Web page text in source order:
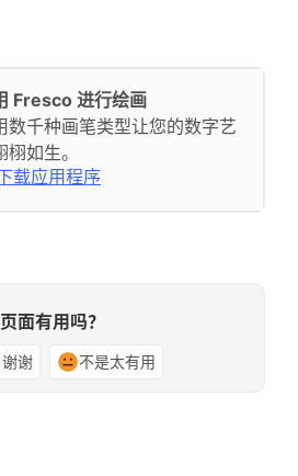
Fresco 进行绘画
数千种画笔类型让您的数字艺
栩如生。
载应用程序
面有用吗？
谢 不是太有用